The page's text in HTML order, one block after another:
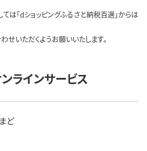
「dショッピングふるさと納税百選」からは
いただくようお願いいたします。
ラインサービス
ど